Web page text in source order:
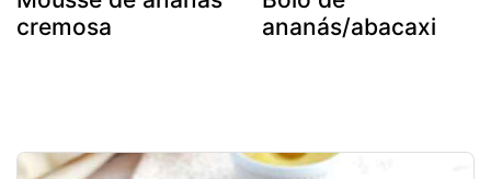
cremosa
ananás/abacaxi